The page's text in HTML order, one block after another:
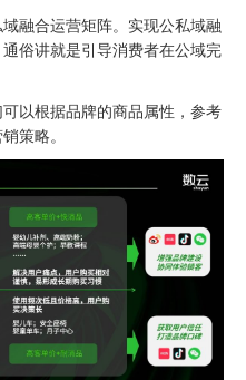
融合运营矩阵。实现公私域融
俗讲就是引导消费者在公域完
以根据品牌的商品属性，参考
策略。